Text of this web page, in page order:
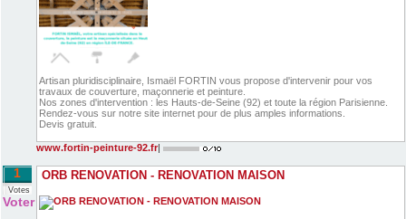
Artisan pluridisciplinaire, Ismaël FORTIN vous propose d'intervenir pour vos
travaux de couverture, maçonnerie et peinture.
Nos zones d'intervention : les Hauts-de-Seine (92) et toute la région Parisienne.
Rendez-vous sur notre site internet pour de plus amples informations.
Devis gratuit.
www.fortin-peinture-92.fr|
1
Votes
Voter
ORB RENOVATION - RENOVATION MAISON